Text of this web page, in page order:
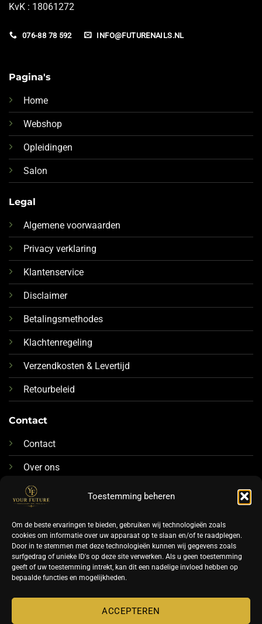
Toestemming beheren
Om de beste ervaringen te bieden, gebruiken wij technologieën zoals
cookies om informatie over uw apparaat op te slaan en/of te raadplegen.
Door in te stemmen met deze technologieën kunnen wij gegevens zoals
surfgedrag of unieke ID's op deze site verwerken. Als u geen toestemming
geeft of uw toestemming intrekt, kan dit een nadelige invloed hebben op
bepaalde functies en mogelijkheden.
ACCEPTEREN
KvK : 18061272
076-88 78 592 INFO@FUTURENAILS.NL
Pagina's
Home
Webshop
Opleidingen
Salon
Legal
Algemene voorwaarden
Privacy verklaring
Klantenservice
Disclaimer
Betalingsmethodes
Klachtenregeling
Verzendkosten & Levertijd
Retourbeleid
Contact
Contact
Over ons
076-88 78 592
©
2026 UX Themes